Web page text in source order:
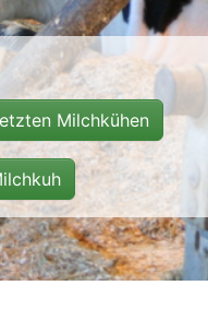
Milchkühen